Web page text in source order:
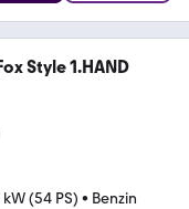
Volkswagen Fox Style 1.HAND
(54 PS) • Benzin